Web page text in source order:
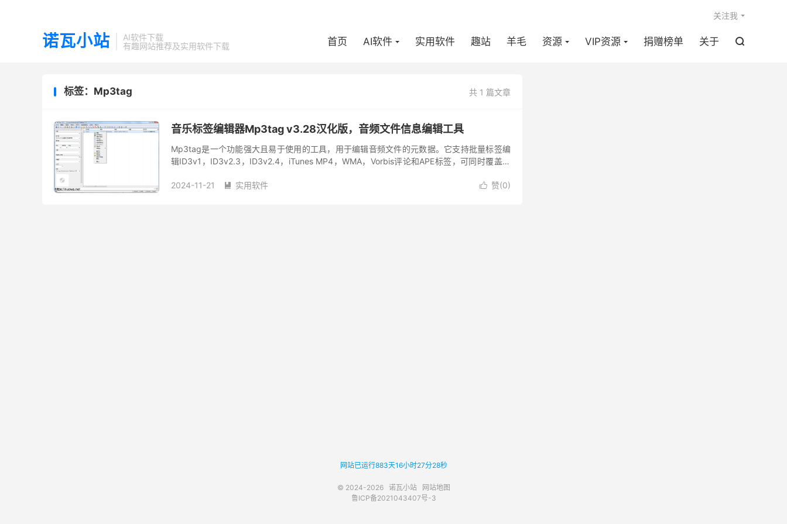
诺瓦小站
AI软件下载
有趣网站推荐及实用软件下载
首页 AI软件 实用软件 趣站 羊毛 资源 VIP资源 捐赠榜单 关于 
关注我
共 1 篇文章
标签：Mp3tag
音乐标签编辑器Mp3tag v3.28汉化版，音频文件信息编辑工具
Mp3tag是一个功能强大且易于使用的工具，用于编辑音频文件的元数据。它支持批量标签编
辑ID3v1，ID3v2.3，ID3v2.4，iTunes MP4，WMA，Vorbis评论和APE标签，可同时覆盖各
 赞(0)
2024-11-21  实用软件
网站已运行883天16小时27分28秒
© 2024-2026 诺瓦小站
网站地图
鲁ICP备2021043407号-3